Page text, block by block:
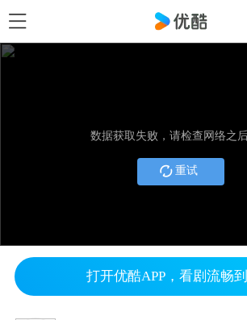
数据获取失败，请检查网络之
重试
打开优酷APP，看剧流畅